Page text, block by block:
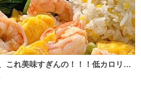
これ美味すぎんの！！！低カロリー
生食べてる😭